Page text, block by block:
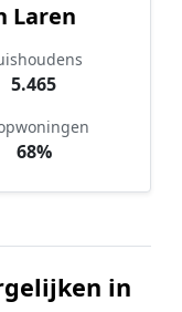
Laren
5.465
68%
in